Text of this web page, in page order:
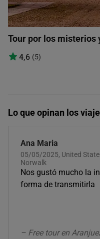
Tour por los misterios
4,6 (5)
Lo que opinan los
Ana Maria
05/05/2025, United
Norwalk
Nos gustó mucho la
forma de transmitirla
– Free tour en